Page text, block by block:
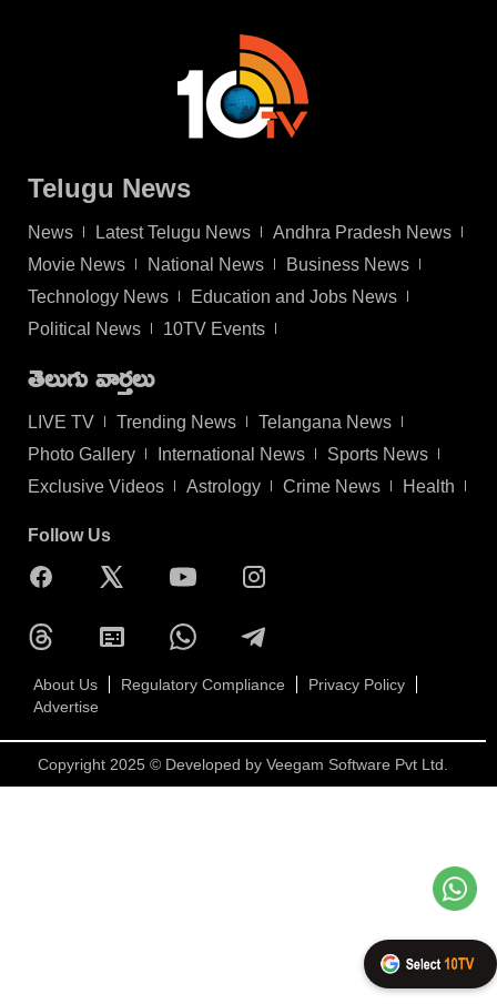
Telugu News
News Latest Telugu News
Andhra Pradesh News
Movie News
National News
Business News
Technology News
Education and Jobs News
Political News
10TV Events
తెలుగు వార్తలు
LIVE TV Trending News
Telangana News
Photo Gallery
International News
Sports News
Exclusive Videos
Astrology Crime News Health
Follow Us
About Us Regulatory Compliance
Privacy Policy
Advertise
Copyright 2025 © Developed by Veegam Software Pvt Ltd.